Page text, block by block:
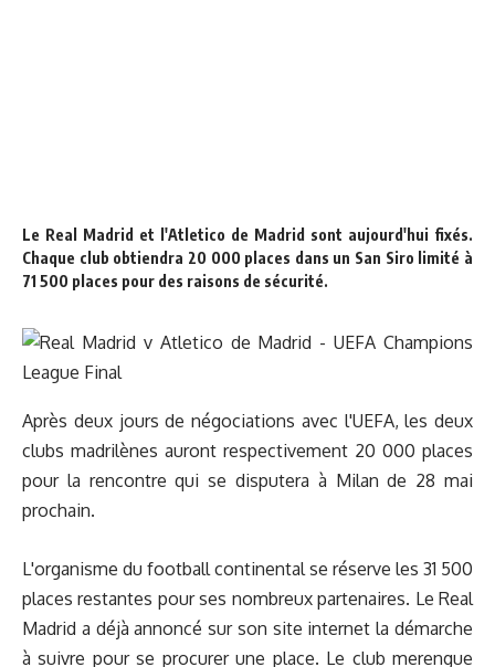
Le Real Madrid et l'Atletico de Madrid sont aujourd'hui fixés.
Chaque club obtiendra 20 000 places dans un San Siro limité à
71 500 places pour des raisons de sécurité.
Après deux jours de négociations avec l'UEFA, les deux
clubs madrilènes auront respectivement 20 000 places
pour la rencontre qui se disputera à Milan de 28 mai
prochain.
L'organisme du football continental se réserve les 31 500
places restantes pour ses nombreux partenaires. Le Real
Madrid a déjà annoncé sur son site internet la démarche
à suivre pour se procurer une place. Le club merengue